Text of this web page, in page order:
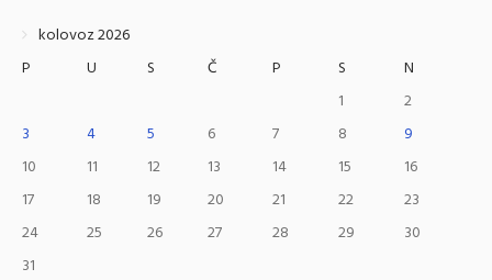
kolovoz 2026
P
U S Č P S
N
1
2
3
4 5 6 7 8
9
10
11 12 13 14 15
16
17
18 19 20 21 22
23
24
25 26 27 28 29
30
31